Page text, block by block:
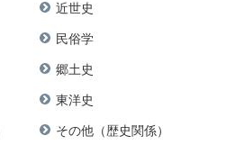
近世史
民俗学
郷土史
東洋史
その他（歴史関係）